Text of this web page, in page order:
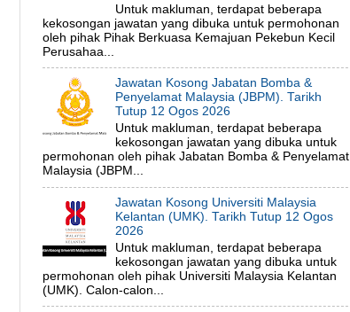
Untuk makluman, terdapat beberapa
kekosongan jawatan yang dibuka untuk permohonan
oleh pihak Pihak Berkuasa Kemajuan Pekebun Kecil
Perusahaa...
Jawatan Kosong Jabatan Bomba &
Penyelamat Malaysia (JBPM). Tarikh
Tutup 12 Ogos 2026
Untuk makluman, terdapat beberapa
kekosongan jawatan yang dibuka untuk
permohonan oleh pihak Jabatan Bomba & Penyelamat
Malaysia (JBPM...
Jawatan Kosong Universiti Malaysia
Kelantan (UMK). Tarikh Tutup 12 Ogos
2026
Untuk makluman, terdapat beberapa
kekosongan jawatan yang dibuka untuk
permohonan oleh pihak Universiti Malaysia Kelantan
(UMK). Calon-calon...